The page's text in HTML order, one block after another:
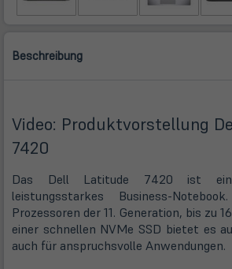
Beschreibung
Video: Produktvorstellung
7420
Das Dell Latitude 7420 ist ein
leistungsstarkes Business-
Prozessoren der 11. Generation, bis zu
einer schnellen NVMe SSD bietet es
auch für anspruchsvolle Anwendungen.